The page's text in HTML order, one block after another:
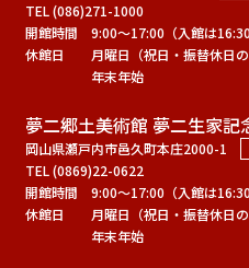
TEL (086)271-1000
開館時間
9:00～17:00（入館は16:30
休館日
月曜日（祝日・振替休日
年末年始
夢二郷土美術館 夢二生家記
岡山県瀬戸内市邑久町本庄2000-1
TEL (0869)22-0622
開館時間
9:00～17:00（入館は16:30
休館日
月曜日（祝日・振替休日
年末年始